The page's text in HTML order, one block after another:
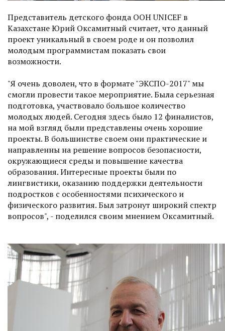
Представитель детского фонда ООН UNICEF в
Казахстане Юрий Оксамитный считает, что данный
проект уникальный в своем роде и он позволил
молодым программистам показать свои
возможности.
"Я очень доволен, что в формате "ЭКСПО-2017" мы
смогли провести такое мероприятие. Была серьезная
подготовка, участвовало большое количество
молодых людей. Сегодня здесь было 12 финалистов,
на мой взгляд были представлены очень хорошие
проекты. В большинстве своем они практические и
направленны на решение вопросов безопасности,
окружающиеся среды и повышение качества
образования. Интересные проекты были по
лингвистики, оказанию поддержки деятельности
подростков с особенностями психического и
физического развития. Был затронут широкий спектр
вопросов", - поделился своим мнением Оксамитный.